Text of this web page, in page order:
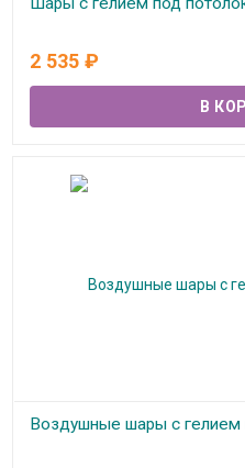
2 535 ₽
Воздушные шары с